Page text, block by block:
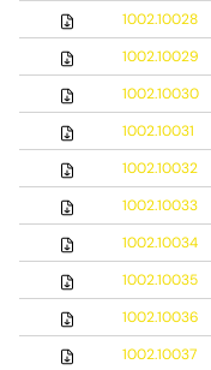
1002.10028
1002.10029
1002.10030
1002.10031
1002.10032
1002.10033
1002.10034
1002.10035
1002.10036
1002.10037